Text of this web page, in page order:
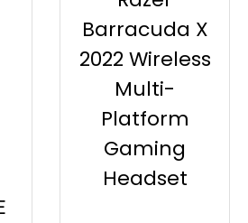
Barracuda X
2022 Wireless
Multi-
Platform
Gaming
Headset